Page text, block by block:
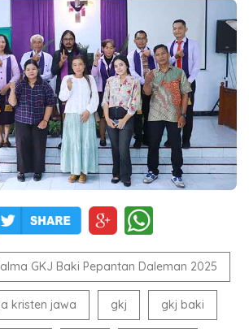
GKJ Baki Pepantan Daleman 2025
kristen jawa gkj gkj baki